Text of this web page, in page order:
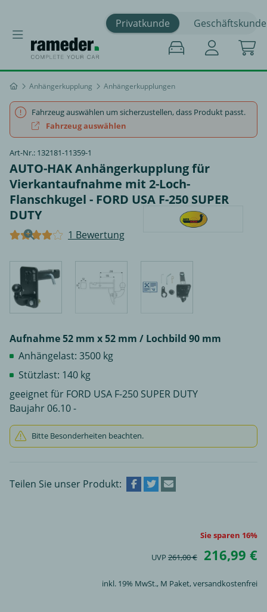
Privatkunde Geschäftskunde
Anhängerkupplung Anhängerkupplungen
Fahrzeug auswählen um sicherzustellen, dass Produkt passt.
Fahrzeug auswählen
Art-Nr.: 132181-11359-1
AUTO-HAK Anhängerkupplung für
Vierkantaufnahme mit 2-Loch-
Flanschkugel - FORD USA F-250 SUPER
DUTY
1 Bewertung
Aufnahme 52 mm x 52 mm / Lochbild 90 mm
Anhängelast: 3500 kg
Stützlast: 140 kg
geeignet für FORD USA F-250 SUPER DUTY
Baujahr 06.10 -
Bitte Besonderheiten beachten.
Teilen Sie unser Produkt:
Sie sparen 16%
UVP 261,00 € 216,99 €
inkl. 19% MwSt., M Paket, versandkostenfrei